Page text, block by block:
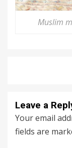
Muslim
Leave a
Your email
fields are